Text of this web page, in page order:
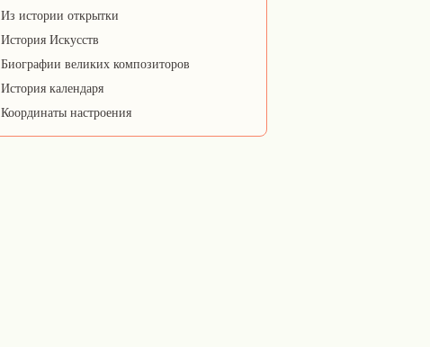
Из истории открытки
История Искусств
Биографии великих композиторов
История календаря
Координаты настроения